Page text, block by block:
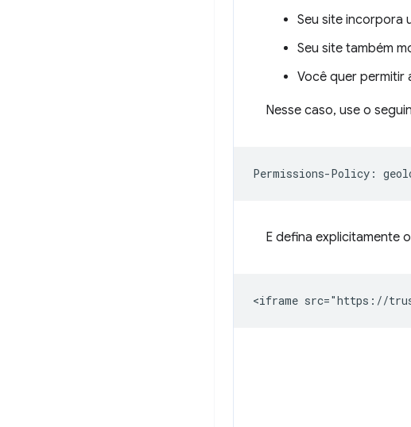
Seu site incorpora
Seu site também
Você quer permitir
Nesse caso, use o
E defina explicitamente